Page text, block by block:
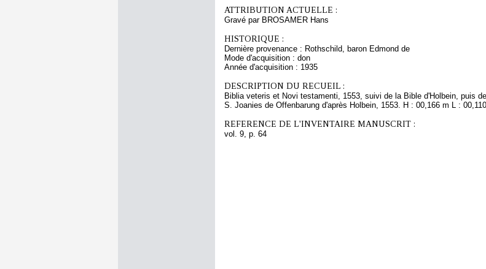
ATTRIBUTION ACTUELLE :
Gravé par BROSAMER Hans
HISTORIQUE :
Dernière provenance : Rothschild, baron Edmond de
Mode d'acquisition : don
Année d'acquisition : 1935
DESCRIPTION DU RECUEIL :
Biblia veteris et Novi testamenti, 1553, suivi de la Bible d'Holbein, puis
S. Joanies de Offenbarung d'après Holbein, 1553. H : 00,166 m L :
REFERENCE DE L'INVENTAIRE MANUSCRIT :
vol. 9, p. 64